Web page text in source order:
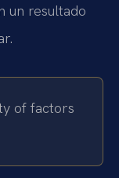
un resultado
of factors